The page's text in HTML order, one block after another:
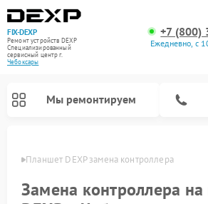
FIX-DEXP
Ремонт устройств DEXP
Специализированный
cервисный центр г.
Чебоксары
+7 (800)
Ежедневно, с
Мы ремонтируем
Планшет DEXP замена контроллера
Замена контроллера